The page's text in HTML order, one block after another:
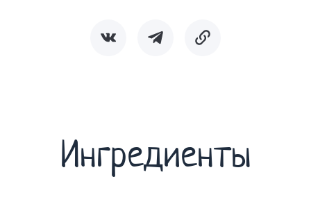
Ингредиенты